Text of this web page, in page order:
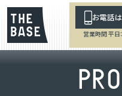
お電話
営業時間 平
PRO